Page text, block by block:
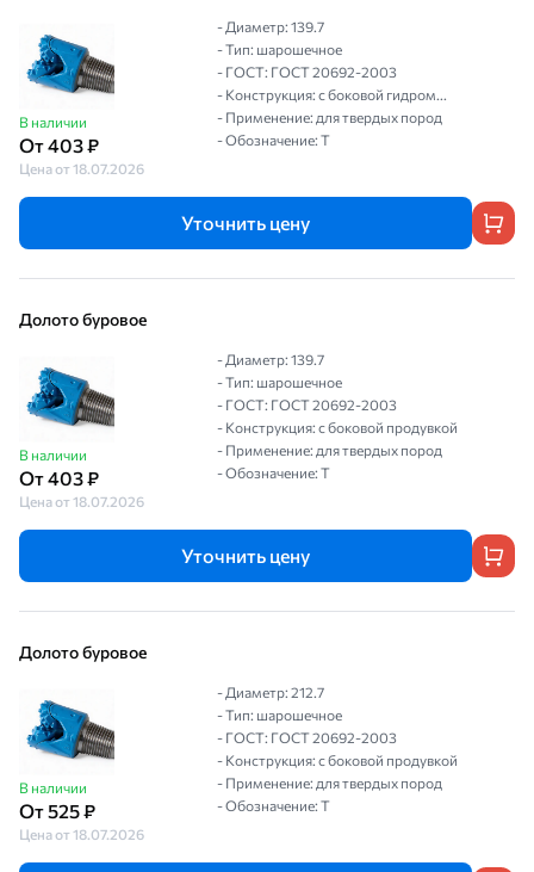
В наличии
От 403 ₽
Цена от 18.07.2026
- Диаметр: 139.7
- Тип: шарошечное
- ГОСТ: ГОСТ 20692-2003
- Конструкция: с боковой гидром...
- Применение: для твердых пород
- Обозначение: Т
Уточнить цену
Долото буровое
В наличии
От 403 ₽
Цена от 18.07.2026
- Диаметр: 139.7
- Тип: шарошечное
- ГОСТ: ГОСТ 20692-2003
- Конструкция: с боковой продувкой
- Применение: для твердых пород
- Обозначение: Т
Уточнить цену
Долото буровое
В наличии
От 525 ₽
Цена от 18.07.2026
- Диаметр: 212.7
- Тип: шарошечное
- ГОСТ: ГОСТ 20692-2003
- Конструкция: с боковой продувкой
- Применение: для твердых пород
- Обозначение: Т